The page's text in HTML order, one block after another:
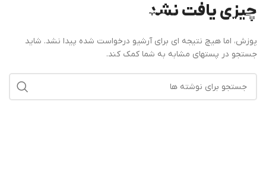
منو
چیزی یافت نشد
پوزش، اما هیچ نتیجه ای برای آرشیو درخواست شده پیدا نشد. شاید
جستجو در پستهای مشابه به شما کمک کند.